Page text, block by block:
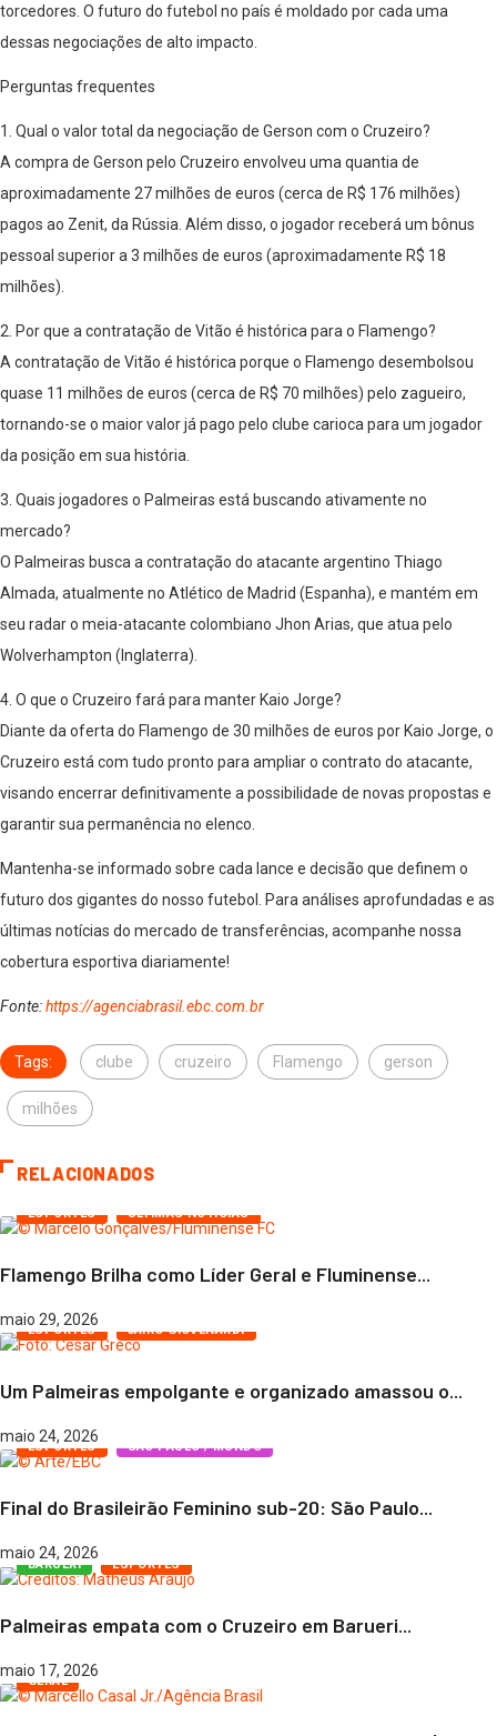
torcedores. O futuro do futebol no país é moldado por cada uma
dessas negociações de alto impacto.
Perguntas frequentes
1. Qual o valor total da negociação de Gerson com o Cruzeiro?
A compra de Gerson pelo Cruzeiro envolveu uma quantia de
aproximadamente 27 milhões de euros (cerca de R$ 176 milhões)
pagos ao Zenit, da Rússia. Além disso, o jogador receberá um bônus
pessoal superior a 3 milhões de euros (aproximadamente R$ 18
milhões).
2. Por que a contratação de Vitão é histórica para o Flamengo?
A contratação de Vitão é histórica porque o Flamengo desembolsou
quase 11 milhões de euros (cerca de R$ 70 milhões) pelo zagueiro,
tornando-se o maior valor já pago pelo clube carioca para um jogador
da posição em sua história.
3. Quais jogadores o Palmeiras está buscando ativamente no
mercado?
O Palmeiras busca a contratação do atacante argentino Thiago
Almada, atualmente no Atlético de Madrid (Espanha), e mantém em
seu radar o meia-atacante colombiano Jhon Arias, que atua pelo
Wolverhampton (Inglaterra).
4. O que o Cruzeiro fará para manter Kaio Jorge?
Diante da oferta do Flamengo de 30 milhões de euros por Kaio Jorge, o
Cruzeiro está com tudo pronto para ampliar o contrato do atacante,
visando encerrar definitivamente a possibilidade de novas propostas e
garantir sua permanência no elenco.
Mantenha-se informado sobre cada lance e decisão que definem o
futuro dos gigantes do nosso futebol. Para análises aprofundadas e as
últimas notícias do mercado de transferências, acompanhe nossa
cobertura esportiva diariamente!
Fonte:https://agenciabrasil.ebc.com.br
Tags: clube cruzeiro Flamengo gerson
milhões
RELACIONADOS
ESPORTES ÚLTIMAS NOTÍCIAS
Flamengo Brilha como Líder Geral e Fluminense...
maio 29, 2026
ESPORTES JAIRO GIOVENARDI
Um Palmeiras empolgante e organizado amassou o...
maio 24, 2026
ESPORTES SÃO PAULO / MUNDO
Final do Brasileirão Feminino sub-20: São Paulo...
maio 24, 2026
BARUERI ESPORTES
Palmeiras empata com o Cruzeiro em Barueri...
maio 17, 2026
GERAL